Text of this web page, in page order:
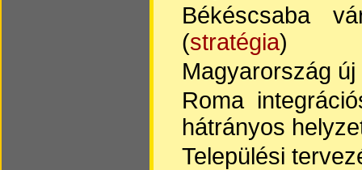
Békéscsaba
(stratégia)
Magyarország
Roma
hátrányos
Települési